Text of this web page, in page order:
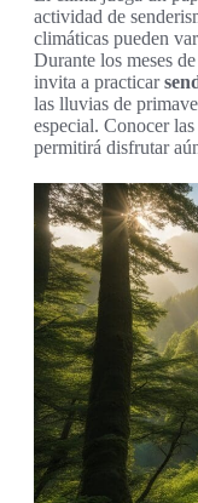
actividad de
climáticas pueden
Durante los meses
invita a practicar
las lluvias de
especial. Conocer
permitirá disfrutar